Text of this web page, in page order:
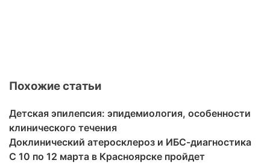
Похожие статьи
Детская эпилепсия: эпидемиология, особенности
клинического течения
Доклинический атеросклероз и ИБС-диагностика
С 10 по 12 марта в Красноярске пройдет